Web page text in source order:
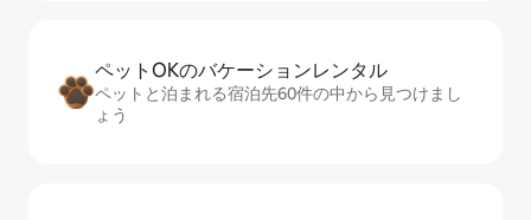
ペットOKのバ⁠ケ⁠ー⁠シ⁠ョ⁠ンレ⁠ン⁠タ⁠ル
ペットと泊まれる宿泊先60件の中から見つけまし
ょう